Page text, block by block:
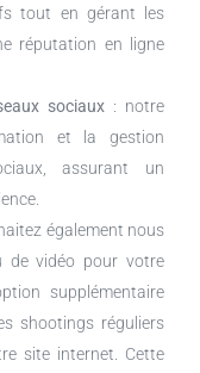
tout en gérant les
réputation en ligne
sociaux : notre
et la gestion
assurant un
également nous
de vidéo pour votre
supplémentaire
shootings réguliers
site internet. Cette